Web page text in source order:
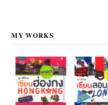
MY WORKS